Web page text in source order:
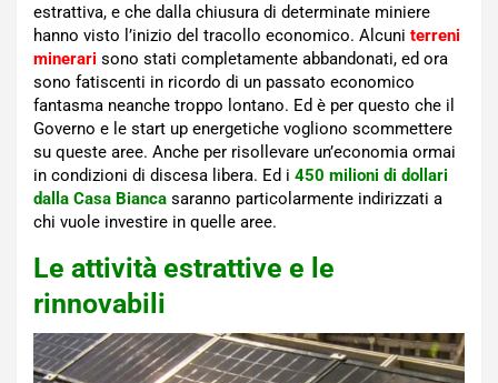
estrattiva, e che dalla chiusura di determinate miniere
hanno visto l’inizio del tracollo economico. Alcuni terreni
minerari sono stati completamente abbandonati, ed ora
sono fatiscenti in ricordo di un passato economico
fantasma neanche troppo lontano. Ed è per questo che il
Governo e le start up energetiche vogliono scommettere
su queste aree. Anche per risollevare un’economia ormai
in condizioni di discesa libera. Ed i 450 milioni di dollari
dalla Casa Bianca saranno particolarmente indirizzati a
chi vuole investire in quelle aree.
Le attività estrattive e le
rinnovabili